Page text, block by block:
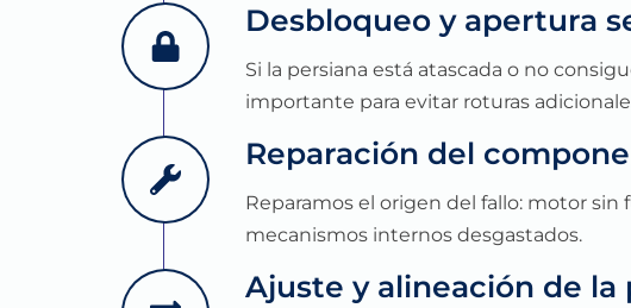
Desbloqueo y apertura
Si la persiana está atascada o no
importante para evitar roturas
Reparación del
Reparamos el origen del fallo: motor sin
mecanismos internos desgastados.
Ajuste y alineación de la